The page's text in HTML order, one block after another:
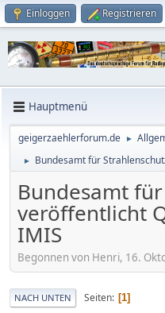
Einloggen Registrieren
Hauptmenü
geigerzaehlerforum.de ►
► Bundesamt für
Bundesamt
veröffentlicht
IMIS
Begonnen von Henri, 16.
NACH UNTEN Seiten 1